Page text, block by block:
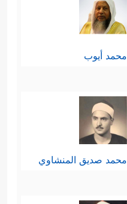
محمد أيوب
محمد صديق المنشاوي